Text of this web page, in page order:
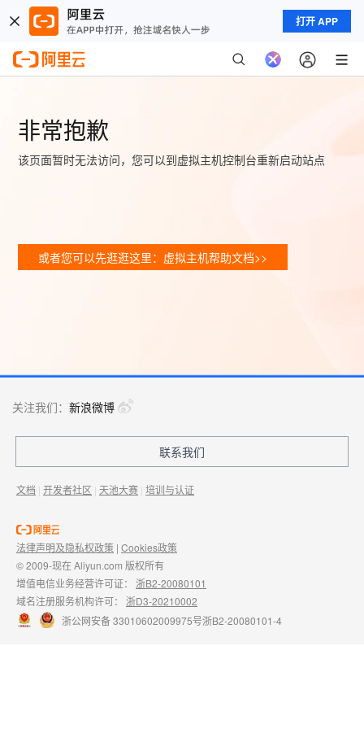
打开 APP
非常抱歉
该页面暂时无法访问，您可以到虚拟主机控制台重新启动站点
或者您可以先逛逛这里：虚拟主机帮助文档>>